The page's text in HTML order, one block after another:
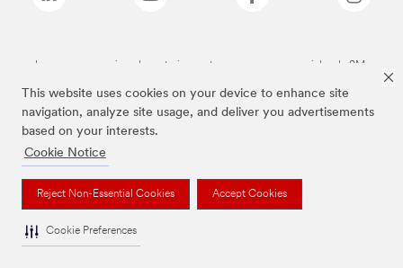
This website uses cookies on your device to enhance site
navigation, analyze site usage, and deliver you advertisements
based on your interests.
Cookie Notice
Reject Non-Essential Cookies Accept Cookies
Cookie Preferences
Las marcas mencionadas anteriormente son marcas comerciales de 3M.